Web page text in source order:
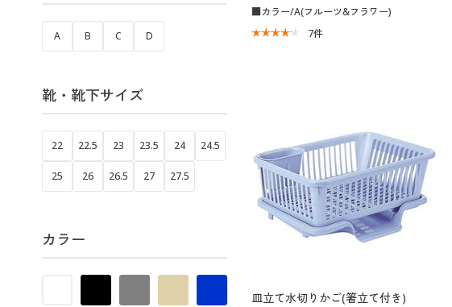
■カラー/A(フルーツ&フラワー)
7件
皿立て水切りかご(箸立て付き)
A B C D
靴・靴下サイズ
22 22.5 23 23.5 24 24.5
25 26 26.5 27 27.5
カラー